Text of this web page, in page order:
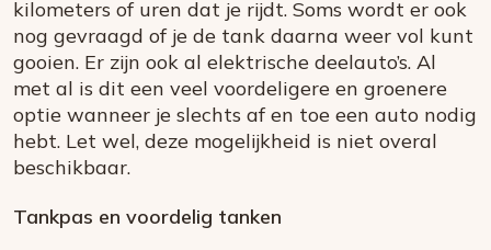
kilometers of uren dat je rijdt. Soms wordt er ook
nog gevraagd of je de tank daarna weer vol kunt
gooien. Er zijn ook al elektrische deelauto’s. Al
met al is dit een veel voordeligere en groenere
optie wanneer je slechts af en toe een auto nodig
hebt. Let wel, deze mogelijkheid is niet overal
beschikbaar.
Tankpas en voordelig tanken